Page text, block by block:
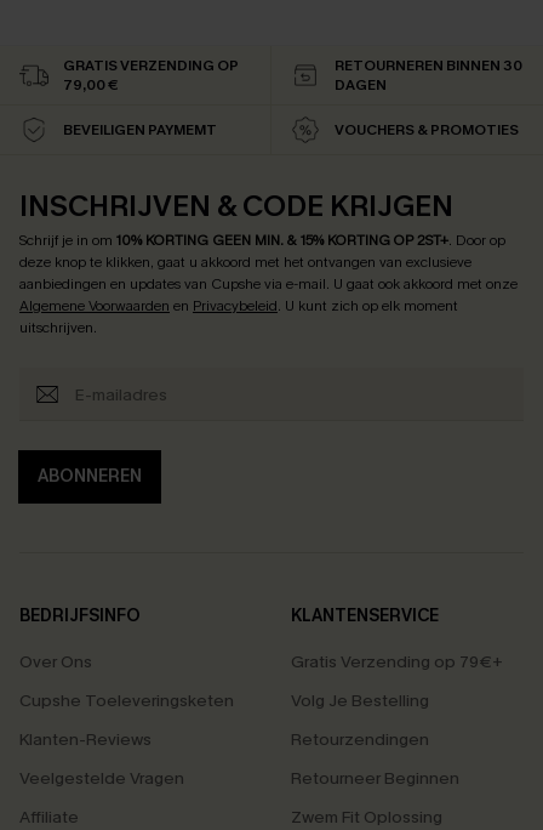
GRATIS VERZENDING OP
79,00 €
RETOURNEREN BINNEN 30
DAGEN
BEVEILIGEN PAYMEMT VOUCHERS & PROMOTIES
INSCHRIJVEN & CODE KRIJGEN
Schrijf je in om 10% KORTING GEEN MIN. & 15% KORTING OP 2ST+. Door op
deze knop te klikken, gaat u akkoord met het ontvangen van exclusieve
aanbiedingen en updates van Cupshe via e-mail. U gaat ook akkoord met onze
Algemene Voorwaarden en Privacybeleid. U kunt zich op elk moment
uitschrijven.
ABONNEREN
BEDRIJFSINFO
Over Ons
Cupshe Toeleveringsketen
Klanten-Reviews
Veelgestelde Vragen
Affiliate
KLANTENSERVICE
Gratis Verzending op 79€+
Volg Je Bestelling
Retourzendingen
Retourneer Beginnen
Zwem Fit Oplossing